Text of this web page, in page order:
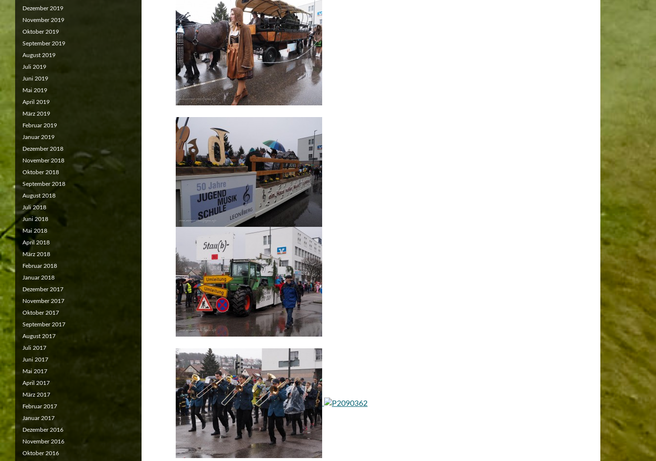
Dezember 2019
November 2019
Oktober 2019
September 2019
August 2019
Juli 2019
Juni 2019
Mai 2019
April 2019
März 2019
Februar 2019
Januar 2019
Dezember 2018
November 2018
Oktober 2018
September 2018
August 2018
Juli 2018
Juni 2018
Mai 2018
April 2018
März 2018
Februar 2018
Januar 2018
Dezember 2017
November 2017
Oktober 2017
September 2017
August 2017
Juli 2017
Juni 2017
Mai 2017
April 2017
März 2017
Februar 2017
Januar 2017
Dezember 2016
November 2016
Oktober 2016